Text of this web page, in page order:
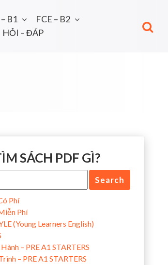
B1
FCE – B2
HỎI – ĐÁP
SÁCH PDF GÌ?
Phí
Phí
(Young Learners English)
– PRE A1 STARTERS
– PRE A1 STARTERS